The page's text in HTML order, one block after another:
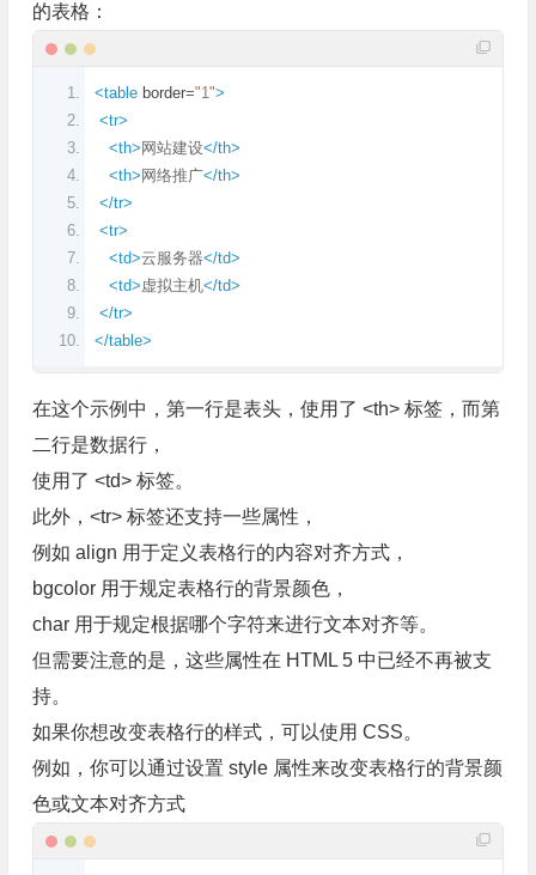
的表格：
<table border="1">
<tr>
<th> 网站建设</th>
<th> 网络推广</th>
</tr>
<tr>
<td>云服务器</td>
<td>虚拟主机</td>
</tr>
</table>
在这个示例中，第一行是表头，使用了 <th> 标签，而第
二行是数据行，
使用了 <td> 标签。
此外，<tr> 标签还支持一些属性，
例如 align 用于定义表格行的内容对齐方式，
bgcolor 用于规定表格行的背景颜色，
char 用于规定根据哪个字符来进行文本对齐等。
但需要注意的是，这些属性在 HTML 5 中已经不再被支
持。
如果你想改变表格行的样式，可以使用 CSS。
例如，你可以通过设置 style 属性来改变表格行的背景颜
色或文本对齐方式